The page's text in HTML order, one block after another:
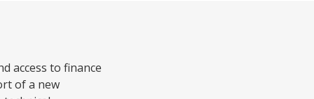
access to finance
of a new